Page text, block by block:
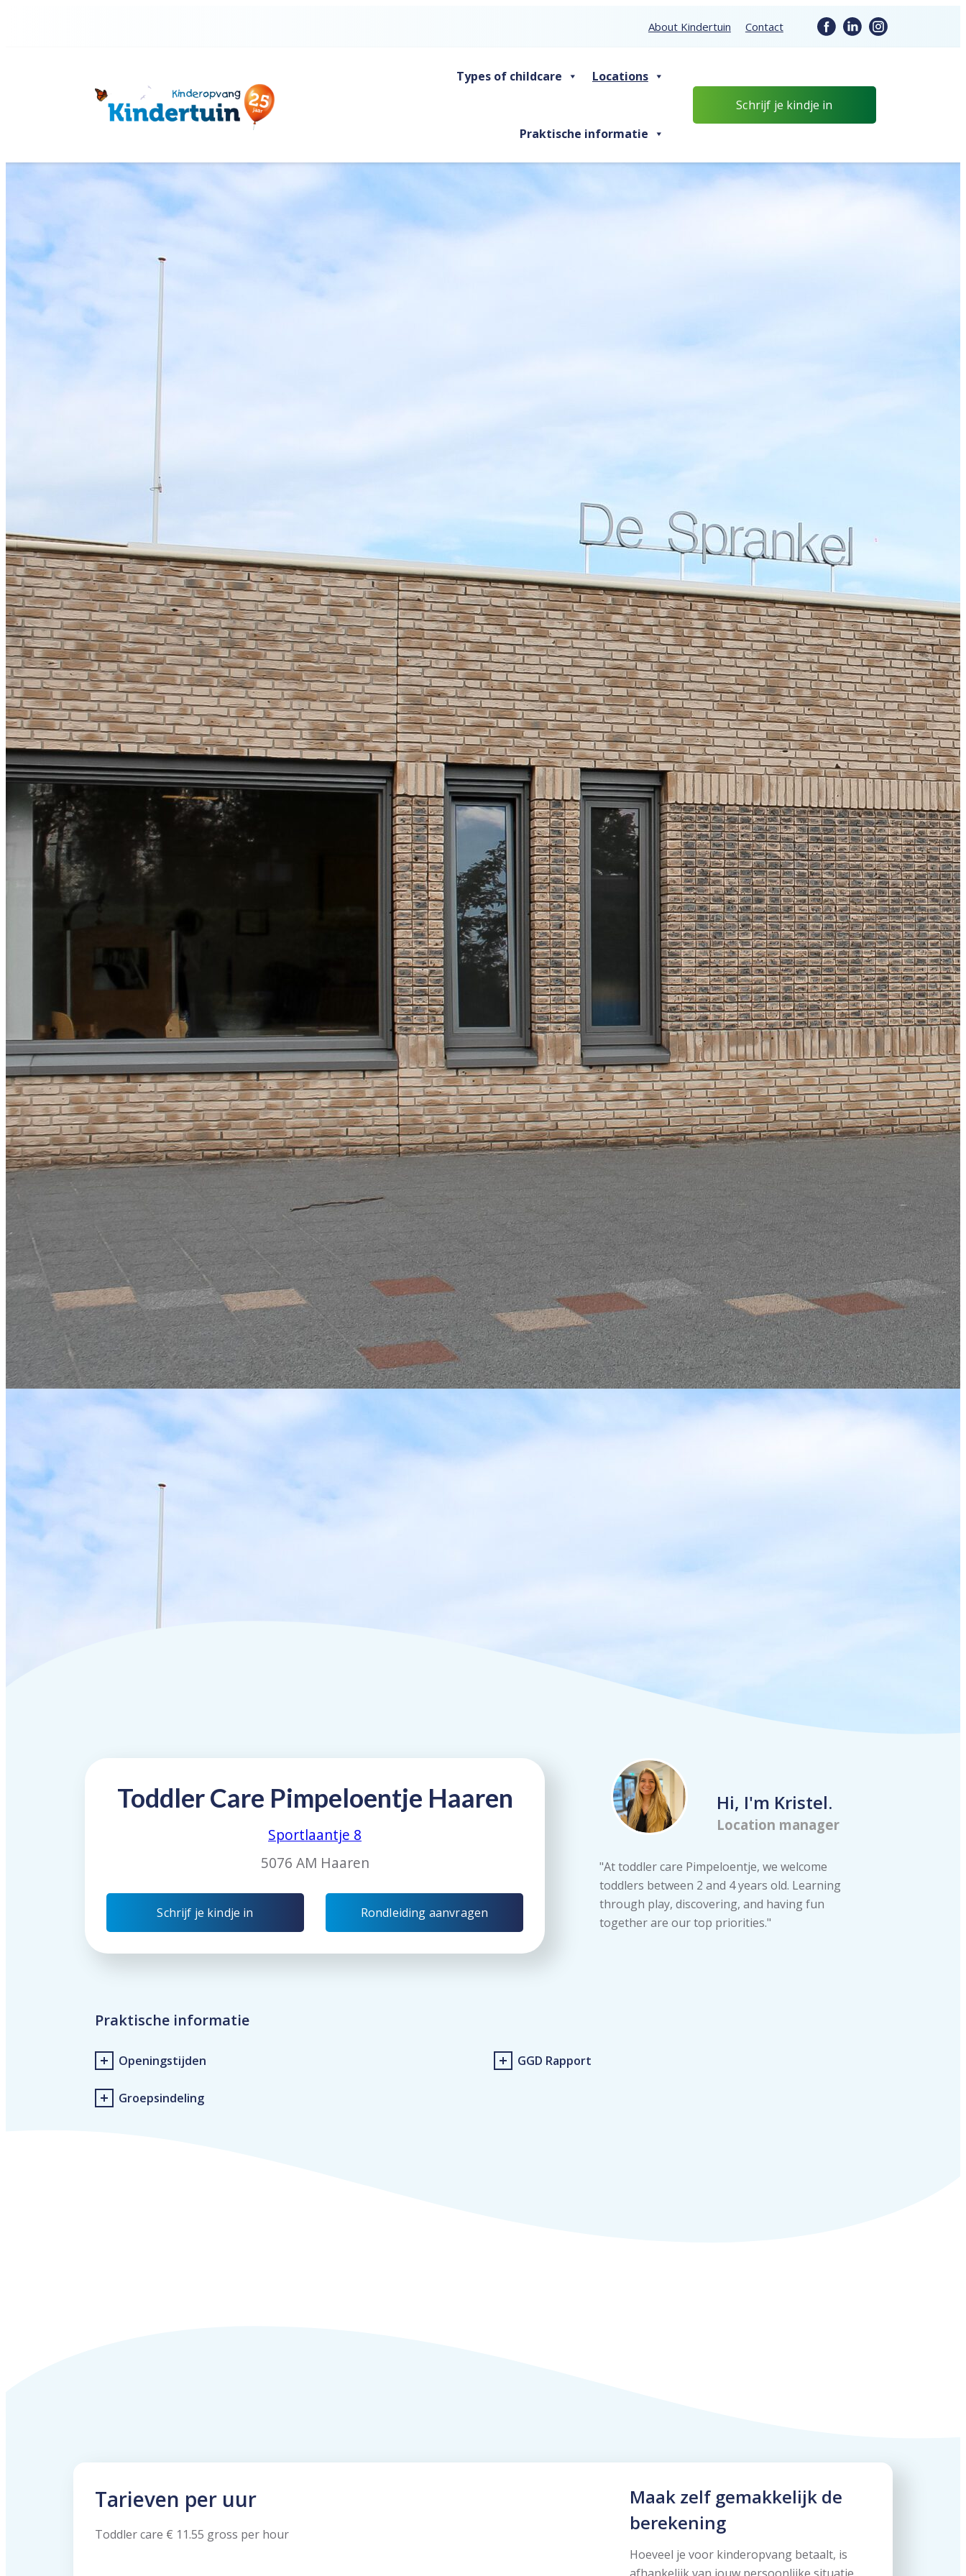
About Kindertuin Contact
Types of childcare Locations
Praktische informatie
Schrijf je kindje in
Toddler Care Pimpeloentje Haaren
Sportlaantje 8
5076 AM Haaren
Schrijf je kindje in Rondleiding aanvragen
Hi, I'm Kristel.
Location manager
"At toddler care Pimpeloentje, we welcome
toddlers between 2 and 4 years old. Learning
through play, discovering, and having fun
together are our top priorities."
Praktische informatie
Openingstijden
Groepsindeling
GGD Rapport
Tarieven per uur
Toddler care € 11.55 gross per hour
Maak zelf gemakkelijk de
berekening
Hoeveel je voor kinderopvang betaalt, is